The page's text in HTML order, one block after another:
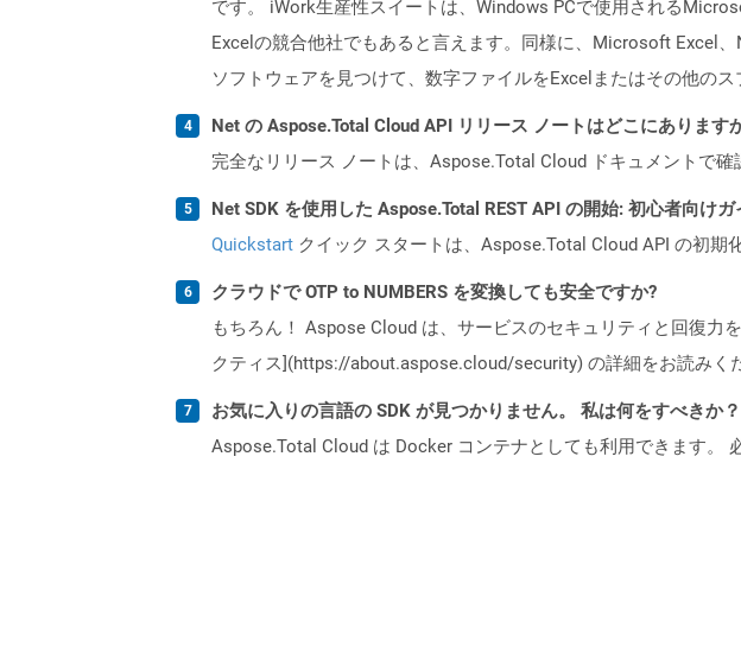
です。 iWork生産性スイートは、Windows PCで使用される
Excelの競合他社でもあると言えます。同様に、Microsoft Excel
ソフトウェアを見つけて、数字ファイルをExcelまたはその他のス
Net の Aspose.Total Cloud API リリース ノートはどこにあります
完全なリリース ノートは、Aspose.Total Cloud ドキュメントで確
Net SDK を使用した Aspose.Total REST API の開始: 初心者向けガ
Quickstart クイック スタートは、Aspose.Total Cloud API の初期
クラウドで OTP to NUMBERS を変換しても安全ですか?
もちろん！ Aspose Cloud は、サービスのセキュリティと回復力
クティス](https://about.aspose.cloud/security) の詳細をお読みく
お気に入りの言語の SDK が見つかりません。 私は何をすべきか？
Aspose.Total Cloud は Docker コンテナとしても利用できます。